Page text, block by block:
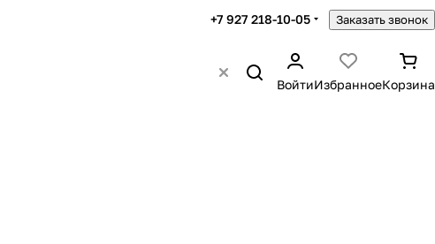
+7 927 218-10-05 Заказать звонок
ВойтиИзбранноеКорзина